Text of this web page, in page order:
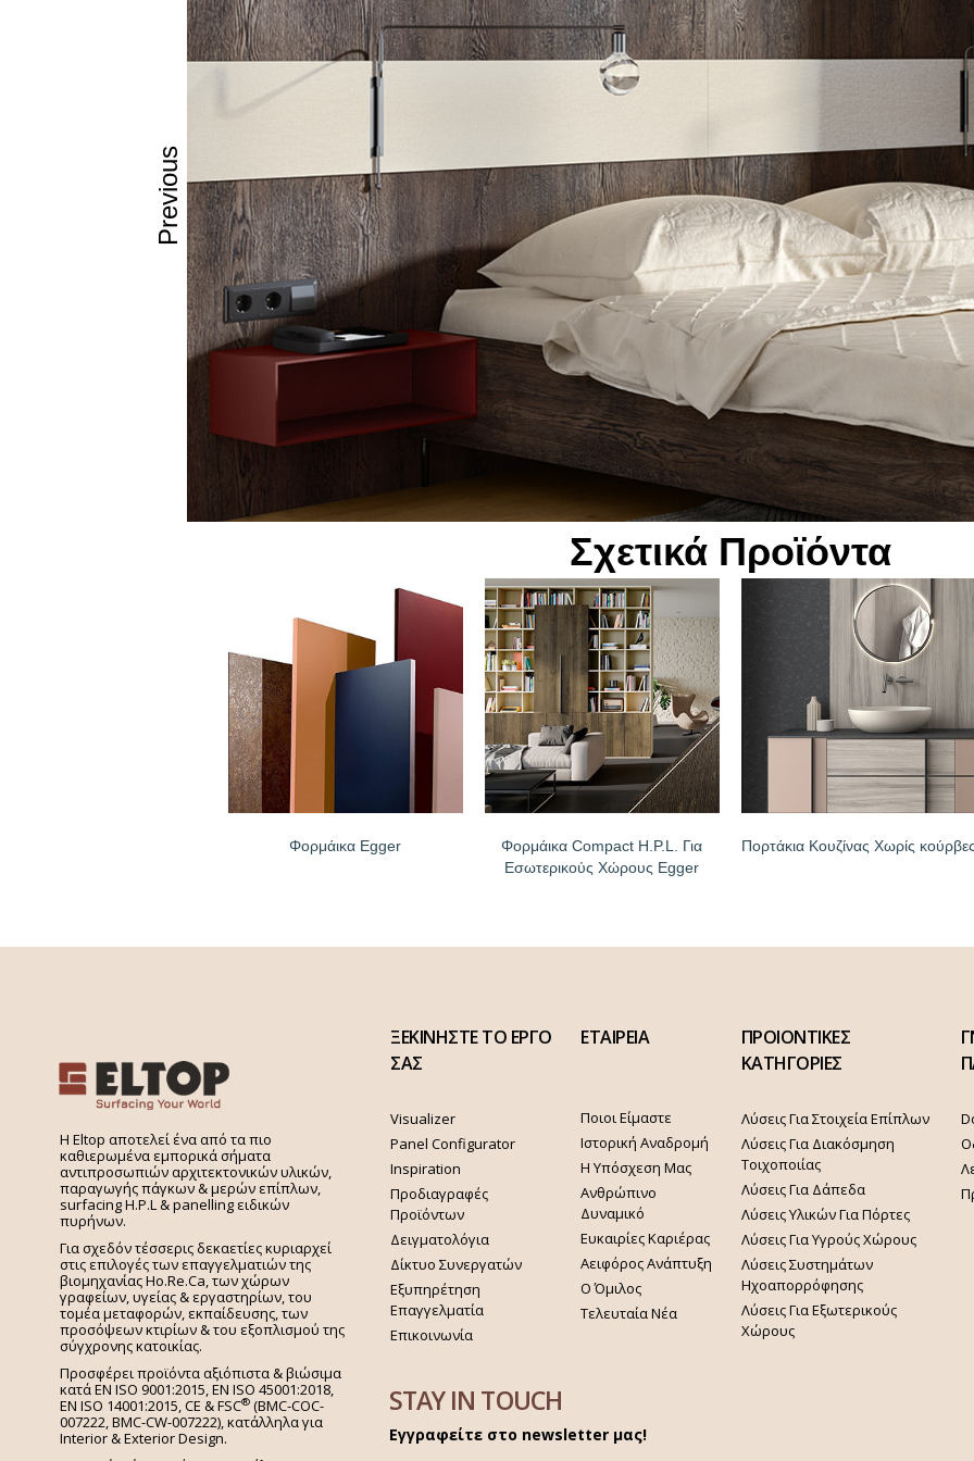
Previous
Σχετικά Προϊόντα
Φορμάικα Egger
Φορμάικα Compact H.P.L. Για
Εσωτερικούς Χώρους Egger
Πορτάκια Κουζίνας Χωρίς
H Eltop αποτελεί ένα από τα πιο
καθιερωμένα εμπορικά σήματα
αντιπροσωπιών αρχιτεκτονικών υλικών,
παραγωγής πάγκων & μερών επίπλων,
surfacing H.P.L & panelling ειδικών
πυρήνων.
Για σχεδόν τέσσερις δεκαετίες κυριαρχεί
στις επιλογές των επαγγελματιών της
βιομηχανίας Ho.Re.Ca, των χώρων
γραφείων, υγείας & εργαστηρίων, του
τομέα μεταφορών, εκπαίδευσης, των
προσόψεων κτιρίων & του εξοπλισμού της
σύγχρονης κατοικίας.
Προσφέρει προϊόντα αξιόπιστα & βιώσιμα
κατά EN ISO 9001:2015, EN ISO 45001:2018,
EN ISO 14001:2015,CE & FSC® (BMC-COC-
007222, BMC-CW-007222), κατάλληλα για
Interior & Exterior Design.
ΞΕΚΙΝΗΣΤΕ ΤΟ ΕΡΓΟ
ΣΑΣ
Visualizer
Panel Configurator
Inspiration
Προδιαγραφές
Προϊόντων
Δειγματολόγια
Δίκτυο Συνεργατών
Εξυπηρέτηση
Επαγγελματία
Επικοινωνία
ΕΤΑΙΡΕΙΑ
Ποιοι Είμαστε
Ιστορική Αναδρομή
Η Υπόσχεση Μας
Ανθρώπινο
Δυναμικό
Ευκαιρίες Καριέρας
Αειφόρος Ανάπτυξη
Ο Όμιλος
Τελευταία Νέα
ΠΡΟΙΟΝΤΙΚΕΣ
ΚΑΤΗΓΟΡΙΕΣ
Λύσεις Για Στοιχεία Επίπλων
Λύσεις Για Διακόσμηση
Τοιχοποιίας
Λύσεις Για Δάπεδα
Λύσεις Υλικών Για Πόρτες
Λύσεις Για Υγρούς Χώρους
Λύσεις Συστημάτων
Ηχοαπορρόφησης
Λύσεις Για Εξωτερικούς
Χώρους
STAY IN TOUCH
Εγγραφείτε στο newsletter μας!